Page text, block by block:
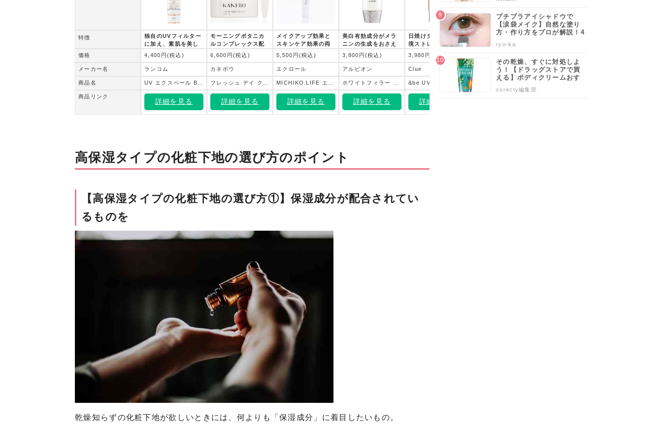
特徴
価格
メーカー名
商品名
商品リンク
独自のUVフィルター
に加え、素肌を美し
く守るエーデルワイ
スエキス搭載
4,400円(税込)
ランコム
詳細を見る
モーニングボタニカ
ルコンプレックス配
合で、日中も乾燥知
らずの仕上がりに
6,600円(税込)
カネボウ
詳細を見る
メイクアップ効果と
スキンケア効果の両
立を実現
5,500円(税込)
エクロール
詳細を見る
美白有効成分がメラ
ニンの生成をおさえ
てシミ・ソバカスを
防ぎ、透明感に満ち
た明るい肌に
3,800円(税込)
アルビオン
詳細を見る
日焼けダメージや環
境ストレスによる肌
荒れ・乾燥を防ぐ植
物エキスを潤沢に配
合
3,980円(税込)
Clue
&be UVミルク
詳細を見る
内側から輝くような
つやと繊細なきらめ
きで、立体感を演出
コーセー
9種類の保湿成分配合
く肌を実現
エトヴォス
高保湿タイプの化粧下地の選び方のポイント
【高保湿タイプの化粧下地の選び方①】保湿成分が配合されてい
るものを
乾燥知らずの化粧下地が欲しいときには、何よりも「保湿成分」に着目したいもの。
説！
プチプラアイシャドウで
【涙袋メイク】自然な塗り
方・作り方をプロが解説！4
伝授します♡
ryo-ka
その乾燥、すぐに対処しよ
う！【ドラッグストアで買
える】ボディクリームおす
すめ人気ランキング10選♡
塗り方や選び方も解説
corecty編集部